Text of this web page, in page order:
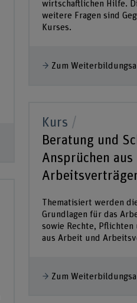
wirtschaftlichen Hilfe.
weitere Fragen sind
Kurses.
Zum
Kurs
Beratung und
Ansprüchen aus
Thematisiert werden
Grundlagen für das
sowie Rechte, Pflichten
aus Arbeit und
Zum